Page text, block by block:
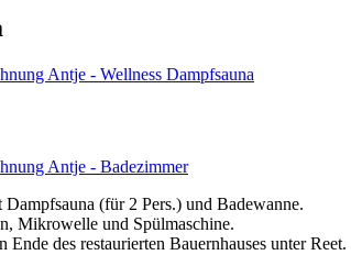
(für 2 Pers.) und Badewanne.
Mikrowelle und Spülmaschine.
des restaurierten Bauernhauses unter Reet.